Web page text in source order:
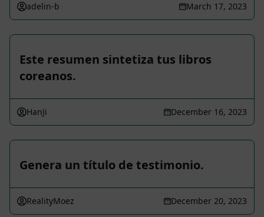
adelin-b March 17, 2023
Este resumen sintetiza tus libros
coreanos.
HanJi December 16, 2023
Genera un título de testimonio.
RealityMoez December 20, 2023